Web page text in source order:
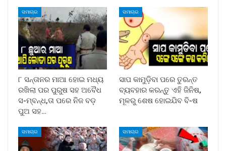
ସମାଚାର
୮ ସନ୍ତାନର ମାଆ ହୋଇ ମଧ୍ୟ
ରଖିଲା ପର ପୁରୁଷ ସହ ଅବୈଧ
ସ-ମ୍ବନ୍ଧ,ତା ପରେ ନିଜ ବଡ଼
ପୁଅ ସହ…
ସମାଚାର
ସାପ କାମୁଡ଼ିବା ପରେ ତୁରନ୍ତ
ବ୍ୟବହାର କରନ୍ତୁ ଏହି ଜିନିଷ,
ମୂଳରୁ ଶେଷ ହୋଇଯିବ ବି-ଷ
ସମାଚାର ସମାଚାର